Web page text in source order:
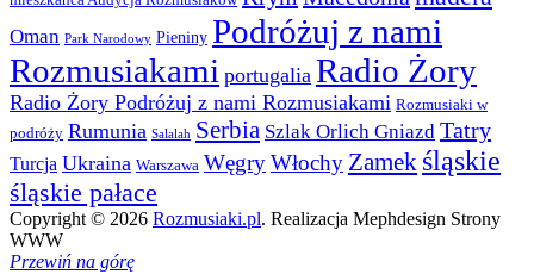
Oman Park Narodowy Pieniny Podróżuj z nami
Rozmusiakami portugalia Radio Żory
Radio Żory Podróżuj z nami Rozmusiakami Rozmusiaki w
podróży Rumunia Salalah Serbia Szlak Orlich Gniazd Tatry
Turcja Ukraina Warszawa WęgryWłochy Zamek śląskie
śląskie pałace
Copyright © 2026 Rozmusiaki.pl. Realizacja Mephdesign Strony
WWW
Przewiń na górę